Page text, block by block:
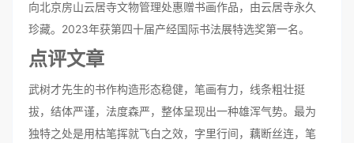
向北京房山云居寺文物管理处惠赠书画作品，由云居寺永久
珍藏。2023年获第四十届产经国际书法展特选奖第一名。
点评文章
武树才先生的书作构造形态稳健，笔画有力，线条粗壮挺
拔，结体严谨，法度森严，整体呈现出一种雄浑气势。最为
独特之处是用枯笔挥就飞白之效，字里行间，藕断丝连，笔